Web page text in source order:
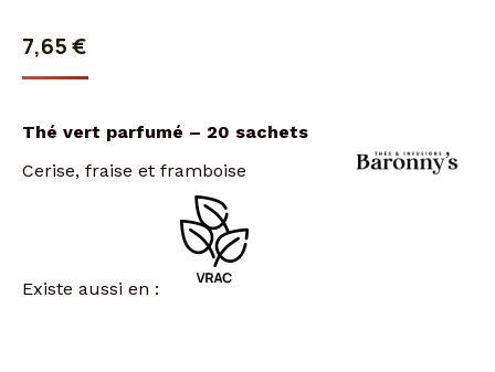
7,65€
Thé vert parfumé – 20 sachets
Cerise, fraise et framboise
Existe aussi en :